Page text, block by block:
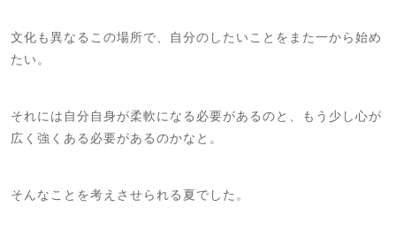
文化も異なるこの場所で、自分のしたいことをまた一から始め
たい。
それには自分自身が柔軟になる必要があるのと、もう少し心が
広く強くある必要があるのかなと。
そんなことを考えさせられる夏でした。